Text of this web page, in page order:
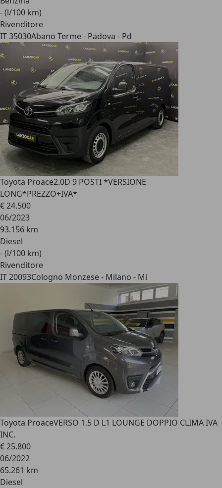
- (l/100 km)
Rivenditore
IT 35030Abano Terme - Padova - Pd
Toyota Proace2.0D 9 POSTI *VERSIONE
LONG*PREZZO+IVA*
€ 24.500
06/2023
93.156 km
Diesel
- (l/100 km)
Rivenditore
IT 20093Cologno Monzese - Milano - Mi
Toyota ProaceVERSO 1.5 D L1 LOUNGE DOPPIO CLIMA IVA
INC.
€ 25.800
06/2022
65.261 km
Diesel